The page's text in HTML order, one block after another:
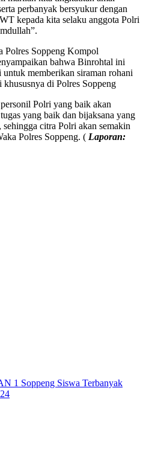
perbanyak bersyukur dengan
kepada kita selaku anggota Polri
Polres Soppeng Kompol
bahwa Binrohtal ini
memberikan siraman rohani
di Polres Soppeng
Polri yang baik akan
yang baik dan bijaksana yang
citra Polri akan semakin
Polres Soppeng. ( Laporan:
1 Soppeng Siswa Terbanyak